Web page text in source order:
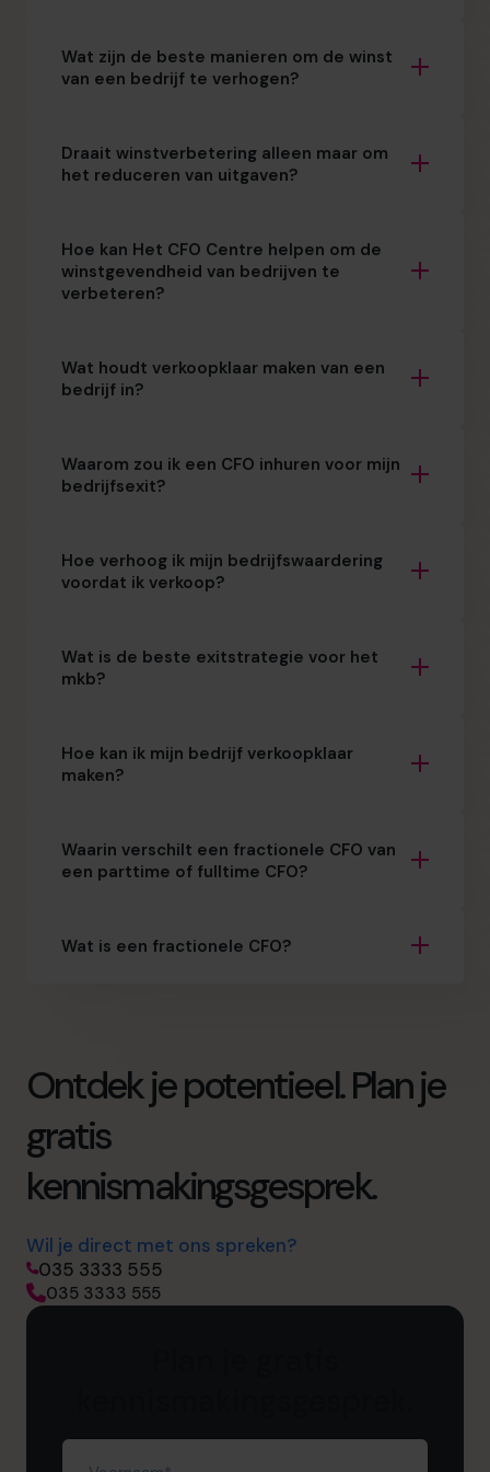
Wat zijn de beste manieren om de winst
van een bedrijf te verhogen?
Draait winstverbetering alleen maar om
het reduceren van uitgaven?
Hoe kan Het CFO Centre helpen om de
winstgevendheid van bedrijven te
verbeteren?
Wat houdt verkoopklaar maken van een
bedrijf in?
Waarom zou ik een CFO inhuren voor mijn
bedrijfsexit?
Hoe verhoog ik mijn bedrijfswaardering
voordat ik verkoop?
Wat is de beste exitstrategie voor het
mkb?
Hoe kan ik mijn bedrijf verkoopklaar
maken?
Waarin verschilt een fractionele CFO van
een parttime of fulltime CFO?
Wat is een fractionele CFO?
Ontdek je potentieel. Plan je
gratis
kennismakingsgesprek.
Wil je direct met ons spreken?
035 3333 555
035 3333 555
Voornaam